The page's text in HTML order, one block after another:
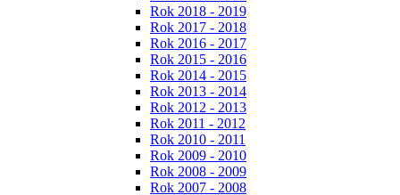
Rok 2018 - 2019
Rok 2017 - 2018
Rok 2016 - 2017
Rok 2015 - 2016
Rok 2014 - 2015
Rok 2013 - 2014
Rok 2012 - 2013
Rok 2011 - 2012
Rok 2010 - 2011
Rok 2009 - 2010
Rok 2008 - 2009
Rok 2007 - 2008